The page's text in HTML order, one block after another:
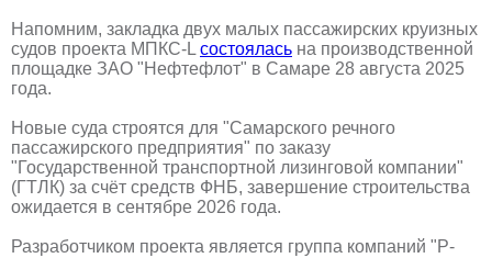
Напомним, закладка двух малых пассажирских круизных
судов проекта МПКС-L состоялась на производственной
площадке ЗАО "Нефтефлот" в Самаре 28 августа 2025
года.
Новые суда строятся для "Самарского речного
пассажирского предприятия" по заказу
"Государственной транспортной лизинговой компании"
(ГТЛК) за счёт средств ФНБ, завершение строительства
ожидается в сентябре 2026 года.
Разработчиком проекта является группа компаний "Р-